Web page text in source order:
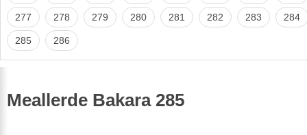
277 278 279 280 281 282 283 284
285 286
Meallerde Bakara 285